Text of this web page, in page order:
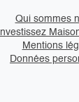
Qui sommes
Investissez
Mentions
Données